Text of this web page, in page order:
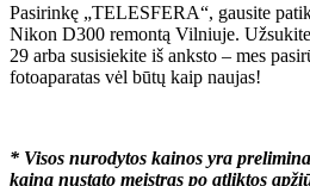
Pasirinkę „TELESFERA“, gausite
Nikon D300 remontą Vilniuje.
29 arba susisiekite iš anksto – mes
fotoaparatas vėl būtų kaip naujas!
* Visos nurodytos kainos yra
kainą nustato meistras po atliktos